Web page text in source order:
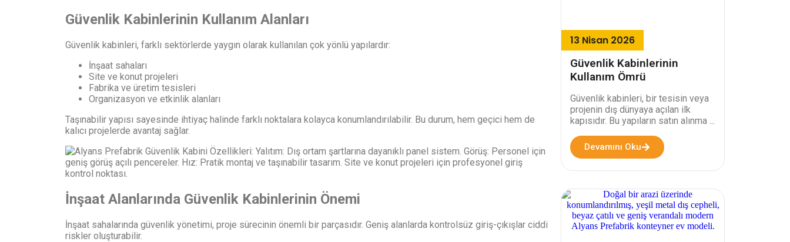
Güvenlik Kabinlerinin Kullanım Alanları
Güvenlik kabinleri, farklı sektörlerde yaygın olarak kullanılan çok yönlü yapılardır:
İnşaat sahaları
Site ve konut projeleri
Fabrika ve üretim tesisleri
Organizasyon ve etkinlik alanları
Taşınabilir yapısı sayesinde ihtiyaç halinde farklı noktalara kolayca konumlandırılabilir. Bu durum, hem geçici hem de
kalıcı projelerde avantaj sağlar.
İnşaat Alanlarında Güvenlik Kabinlerinin Önemi
İnşaat sahalarında güvenlik yönetimi, proje sürecinin önemli bir parçasıdır. Geniş alanlarda kontrolsüz giriş-çıkışlar ciddi
riskler oluşturabilir.
13 Nisan 2026
Güvenlik Kabinlerinin
Kullanım Ömrü
Güvenlik kabinleri, bir tesisin veya
projenin dış dünyaya açılan ilk
kapısıdır. Bu yapıların satın alınma ...
Devamını Oku